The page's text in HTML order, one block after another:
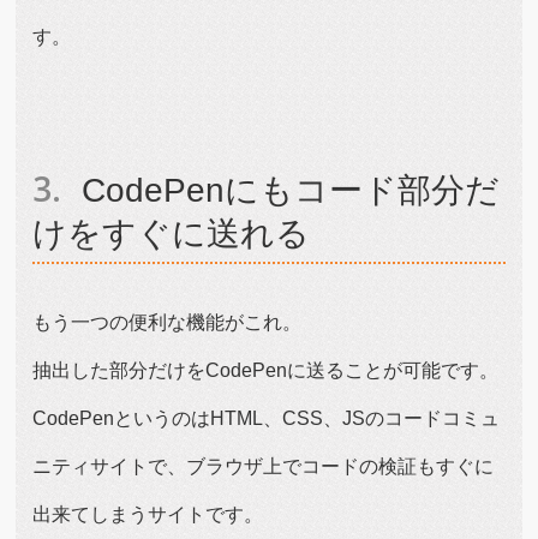
す。
CodePenにもコード部分だ
けをすぐに送れる
もう一つの便利な機能がこれ。
抽出した部分だけをCodePenに送ることが可能です。
CodePenというのはHTML、CSS、JSのコードコミュ
ニティサイトで、ブラウザ上でコードの検証もすぐに
出来てしまうサイトです。